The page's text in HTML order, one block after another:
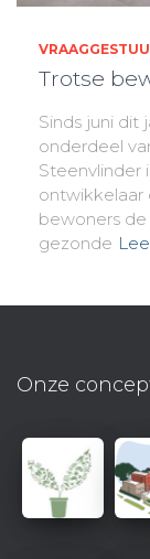
Trotse
Sinds juni dit
onderdeel
Steenvlinder
ontwikkelaar
bewoners
gezonde
Onze